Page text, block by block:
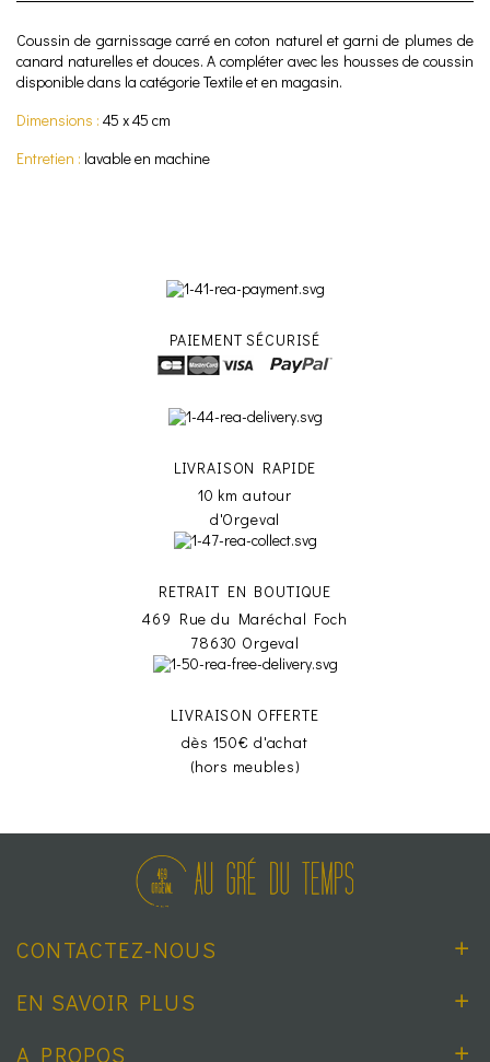
Coussin de garnissage carré en coton naturel et garni de plumes de
canard naturelles et douces. A compléter avec les housses de coussin
disponible dans la catégorie Textile et en magasin.
Dimensions : 45 x 45 cm
Entretien : lavable en machine
PAIEMENT SÉCURISÉ
LIVRAISON RAPIDE
10 km autour
d'Orgeval
RETRAIT EN BOUTIQUE
469 Rue du Maréchal Foch
78630 Orgeval
LIVRAISON OFFERTE
dès 150€ d'achat
(hors meubles)
CONTACTEZ-NOUS
EN SAVOIR PLUS
A PROPOS